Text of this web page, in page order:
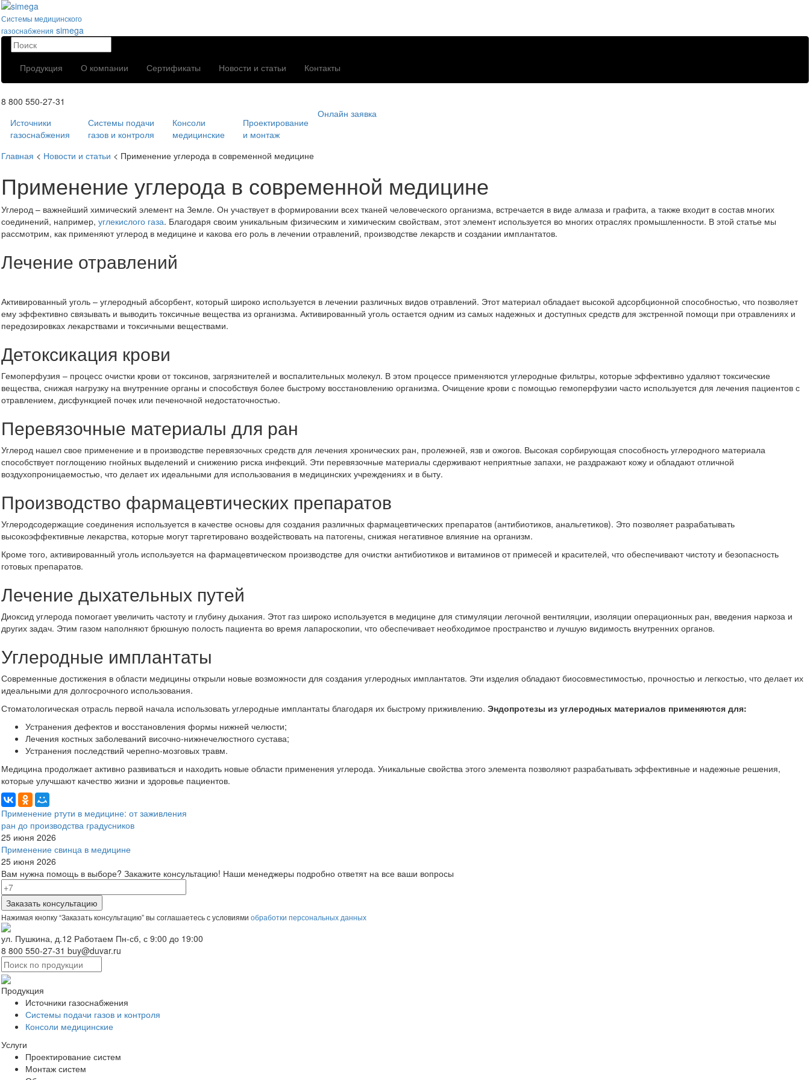
Системы медицинского
газоснабжения simega
Продукция О компании Сертификаты Новости и статьи Контакты
8 800 550-27-31
Источники
газоснабжения
Системы подачи
газов и контроля
Консоли
медицинские
Проектирование
и монтаж
Онлайн заявка
Главная < Новости и статьи < Применение углерода в современной медицине
Применение углерода в современной медицине
Углерод – важнейший химический элемент на Земле. Он участвует в формировании всех тканей человеческого организма, встречается в виде алмаза и графита, а также входит в состав многих
соединений, например, углекислого газа. Благодаря своим уникальным физическим и химическим свойствам, этот элемент используется во многих отраслях промышленности. В этой статье мы
рассмотрим, как применяют углерод в медицине и какова его роль в лечении отравлений, производстве лекарств и создании имплантатов.
Лечение отравлений
Активированный уголь – углеродный абсорбент, который широко используется в лечении различных видов отравлений. Этот материал обладает высокой адсорбционной способностью, что позволяет
ему эффективно связывать и выводить токсичные вещества из организма. Активированный уголь остается одним из самых надежных и доступных средств для экстренной помощи при отравлениях и
передозировках лекарствами и токсичными веществами.
Детоксикация крови
Гемоперфузия – процесс очистки крови от токсинов, загрязнителей и воспалительных молекул. В этом процессе применяются углеродные фильтры, которые эффективно удаляют токсические
вещества, снижая нагрузку на внутренние органы и способствуя более быстрому восстановлению организма. Очищение крови с помощью гемоперфузии часто используется для лечения пациентов с
отравлением, дисфункцией почек или печеночной недостаточностью.
Перевязочные материалы для ран
Углерод нашел свое применение и в производстве перевязочных средств для лечения хронических ран, пролежней, язв и ожогов. Высокая сорбирующая способность углеродного материала
способствует поглощению гнойных выделений и снижению риска инфекций. Эти перевязочные материалы сдерживают неприятные запахи, не раздражают кожу и обладают отличной
воздухопроницаемостью, что делает их идеальными для использования в медицинских учреждениях и в быту.
Производство фармацевтических препаратов
Углеродсодержащие соединения используется в качестве основы для создания различных фармацевтических препаратов (антибиотиков, анальгетиков). Это позволяет разрабатывать
высокоэффективные лекарства, которые могут таргетировано воздействовать на патогены, снижая негативное влияние на организм.
Кроме того, активированный уголь используется на фармацевтическом производстве для очистки антибиотиков и витаминов от примесей и красителей, что обеспечивают чистоту и безопасность
готовых препаратов.
Лечение дыхательных путей
Диоксид углерода помогает увеличить частоту и глубину дыхания. Этот газ широко используется в медицине для стимуляции легочной вентиляции, изоляции операционных ран, введения наркоза и
других задач. Этим газом наполняют брюшную полость пациента во время лапароскопии, что обеспечивает необходимое пространство и лучшую видимость внутренних органов.
Углеродные имплантаты
Современные достижения в области медицины открыли новые возможности для создания углеродных имплантатов. Эти изделия обладают биосовместимостью, прочностью и легкостью, что делает их
идеальными для долгосрочного использования.
Стоматологическая отрасль первой начала использовать углеродные имплантаты благодаря их быстрому приживлению. Эндопротезы из углеродных материалов применяются для:
Устранения дефектов и восстановления формы нижней челюсти;
Лечения костных заболеваний височно-нижнечелюстного сустава;
Устранения последствий черепно-мозговых травм.
Медицина продолжает активно развиваться и находить новые области применения углерода. Уникальные свойства этого элемента позволяют разрабатывать эффективные и надежные решения,
которые улучшают качество жизни и здоровье пациентов.
Применение ртути в медицине: от заживления
ран до производства градусников
25 июня 2026
Применение свинца в медицине
25 июня 2026
Вам нужна помощь в выборе? Закажите консультацию! Наши менеджеры подробно ответят на все ваши вопросы
Нажимая кнопку “Заказать консультацию” вы соглашаетесь с условиями обработки персональных данных
ул. Пушкина, д.12 Работаем Пн-сб, с 9:00 до 19:00
8 800 550-27-31 buy@duvar.ru
Продукция
Источники газоснабжения
Системы подачи газов и контроля
Консоли медицинские
Услуги
Проектирование систем
Монтаж систем